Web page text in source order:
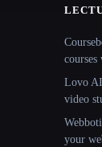
Lovo
video
your